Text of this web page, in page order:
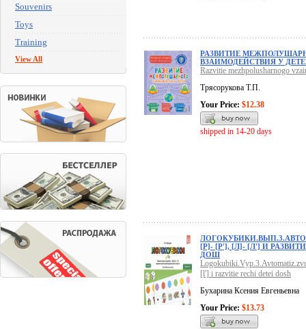
Souvenirs
Toys
Training
View All
РАЗВИТИЕ
ВЗАИМОДЕЙСТВИЯ У
Razvitie mezhpolusharnogo
Трясорукова Т.П.
Your Price: $12.38
shipped in 14-20 days
[Р]- [Р'], [Л]- [Л'] И
ДОШ
[l'] i razvitie rechi detei dosh
Бухарина Ксения Евгеньевна
Your Price: $13.73